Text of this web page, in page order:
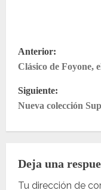
N
a
v
a
Anterior:
Clásico de Foyone,
Siguiente:
Nueva colección
Deja una
Tu dirección de